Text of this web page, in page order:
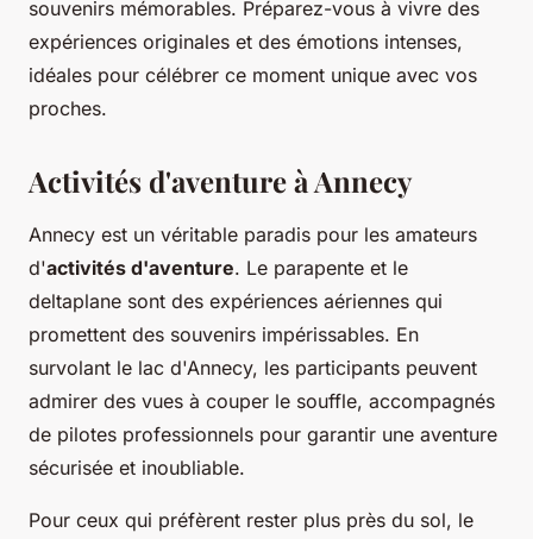
souvenirs mémorables. Préparez-vous à vivre des
expériences originales et des émotions intenses,
idéales pour célébrer ce moment unique avec vos
proches.
Activités d'aventure à Annecy
Annecy est un véritable paradis pour les amateurs
d'activités d'aventure. Le parapente et le
deltaplane sont des expériences aériennes qui
promettent des souvenirs impérissables. En
survolant le lac d'Annecy, les participants peuvent
admirer des vues à couper le souffle, accompagnés
de pilotes professionnels pour garantir une aventure
sécurisée et inoubliable.
Pour ceux qui préfèrent rester plus près du sol, le